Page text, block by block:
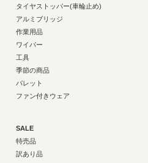
タイヤストッパー(車輪止め)
アルミブリッジ
作業用品
ワイパー
工具
季節の商品
パレット
ファン付きウェア
SALE
特売品
訳あり品